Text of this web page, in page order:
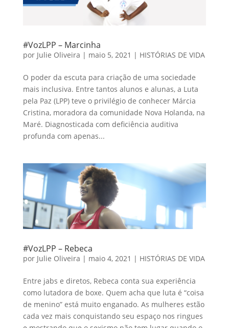
#VozLPP – Marcinha
por Julie Oliveira | maio 5, 2021 | HISTÓRIAS DE VIDA
O poder da escuta para criação de uma sociedade
mais inclusiva. Entre tantos alunos e alunas, a Luta
pela Paz (LPP) teve o privilégio de conhecer Márcia
Cristina, moradora da comunidade Nova Holanda, na
Maré. Diagnosticada com deficiência auditiva
profunda com apenas...
#VozLPP – Rebeca
por Julie Oliveira | maio 4, 2021 | HISTÓRIAS DE VIDA
Entre jabs e diretos, Rebeca conta sua experiência
como lutadora de boxe. Quem acha que luta é “coisa
de menino” está muito enganado. As mulheres estão
cada vez mais conquistando seu espaço nos ringues